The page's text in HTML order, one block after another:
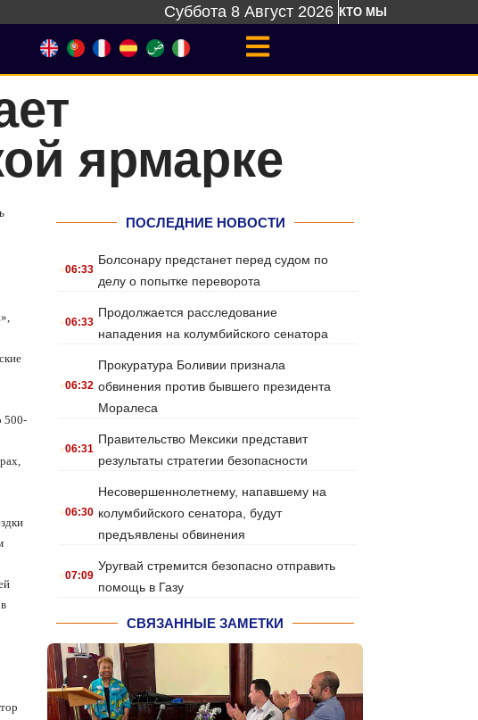
Суббота 8 Август 2026 КТО МЫ
ярмарке
500-
ПОСЛЕДНИЕ НОВОСТИ
.06:33
Болсонару предстанет перед судом по
делу о попытке переворота
.06:33
Продолжается расследование
нападения на колумбийского сенатора
.06:32
Прокуратура Боливии признала
обвинения против бывшего президента
Моралеса
.06:31
Правительство Мексики представит
результаты стратегии безопасности
.06:30
Несовершеннолетнему, напавшему на
колумбийского сенатора, будут
предъявлены обвинения
.07:09
Уругвай стремится безопасно отправить
помощь в Газу
СВЯЗАННЫЕ ЗАМЕТКИ